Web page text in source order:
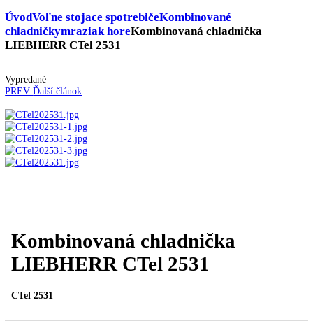
Truhlicové -45 °C
Ultra nízka teplota -86 °C
Skladovanie výbušných látok
Kávy
Uncategorized
ÚvodVoľne stojace spotrebiče
chladničkymraziak hore
PREV Ďalší článok